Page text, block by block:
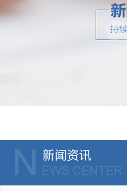
新闻资讯